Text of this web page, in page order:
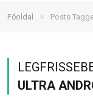
Főoldal » Posts
ULTRA